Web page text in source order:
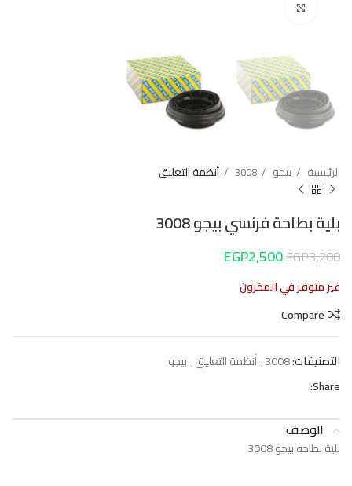
الرئيسية بيجو 3008 أنظمة التعليق
بلية بطاحة فرنسي بيجو 3008
EGP3,200
EGP2,500
غير متوفر في المخزون
Compare
التصنيفات:3008
,أنظمة التعليق, بيجو
Share:
الوصف
بلية بطاحه بيجو 3008